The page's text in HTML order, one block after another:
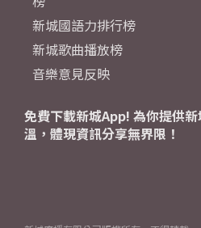
新城國語力排行榜
新城歌曲播放榜
音樂意見反映
免費下載新城App! 為你提供
溫，體現資訊分享無界限！